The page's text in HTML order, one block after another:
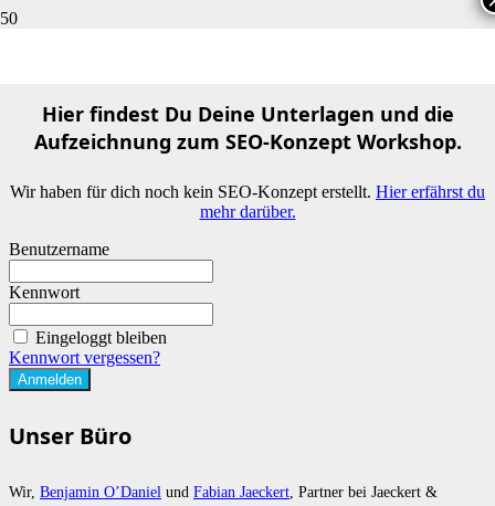
Hier findest Du Deine Unterlagen und die
Aufzeichnung zum SEO-Konzept Workshop.
Wir haben für dich noch kein SEO-Konzept erstellt. Hier erfährst du
mehr darüber.
Benutzername
Kennwort
Eingeloggt bleiben
Kennwort vergessen?
Unser Büro
Wir, Benjamin O’Daniel und Fabian Jaeckert , Partner bei Jaeckert &